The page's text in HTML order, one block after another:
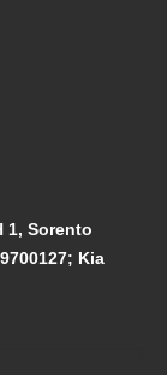
1, Sorento
Kia